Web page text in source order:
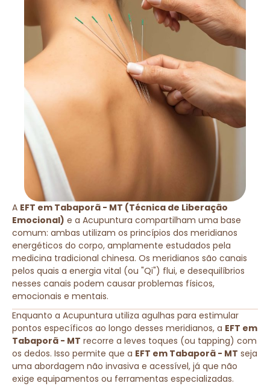
A EFT em Tabaporã - MT (Técnica de Liberação
Emocional) e a Acupuntura compartilham uma base
comum: ambas utilizam os princípios dos meridianos
energéticos do corpo, amplamente estudados pela
medicina tradicional chinesa. Os meridianos são canais
pelos quais a energia vital (ou "Qi") flui, e desequilíbrios
nesses canais podem causar problemas físicos,
emocionais e mentais.
Enquanto a Acupuntura utiliza agulhas para estimular
pontos específicos ao longo desses meridianos, a EFT em
Tabaporã - MT recorre a leves toques (ou tapping) com
os dedos. Isso permite que a EFT em Tabaporã - MT seja
uma abordagem não invasiva e acessível, já que não
exige equipamentos ou ferramentas especializadas.